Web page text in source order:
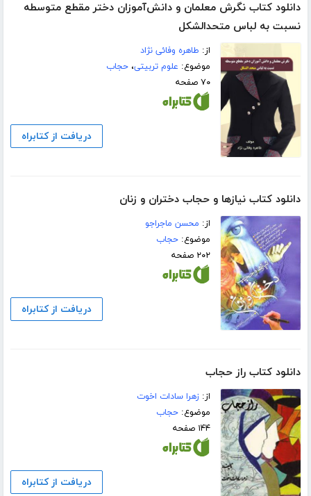
دانلود کتاب نگرش معلمان و دانش‌آموزان دختر مقطع متوسطه
نسبت به لباس متحد‌الشکل
از: طاهره وفائی نژاد
موضوع: علوم تربیتی،حجاب
۷۰ صفحه
دریافت از کتابراه
دانلود کتاب نیازها و حجاب دختران و زنان
از: محسن ماجراجو
موضوع:حجاب
۲۰۲ صفحه
دریافت از کتابراه
دانلود کتاب راز حجاب
از:زهرا سادات اخوت
موضوع:حجاب
۱۴۴ صفحه
دریافت از کتابراه